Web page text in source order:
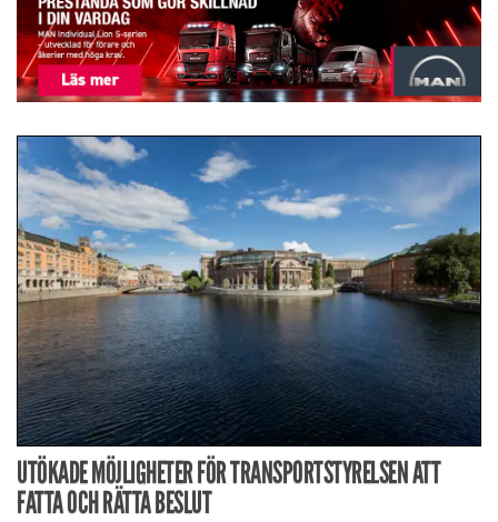
UTÖKADE MÖJLIGHETER FÖR TRANSPORTSTYRELSEN ATT
FATTA OCH RÄTTA BESLUT